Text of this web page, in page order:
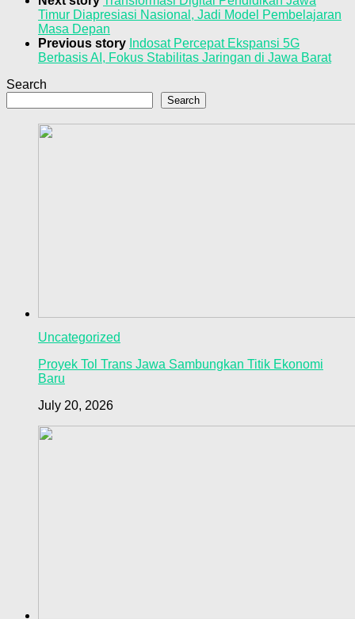
Timur Diapresiasi Nasional, Jadi Model Pembelajaran
Masa Depan
Previous story Indosat Percepat Ekspansi 5G
Berbasis AI, Fokus Stabilitas Jaringan di Jawa Barat
Search
Search
Uncategorized
Proyek Tol Trans Jawa Sambungkan Titik Ekonomi
Baru
July 20, 2026